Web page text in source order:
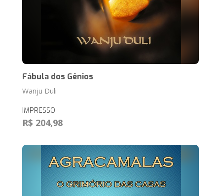
Fábula dos Gênios
Wanju Duli
IMPRESSO
R$ 204,98